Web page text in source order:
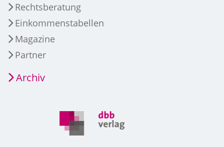
Rechtsberatung
Einkommenstabellen
Magazine
Partner
Archiv